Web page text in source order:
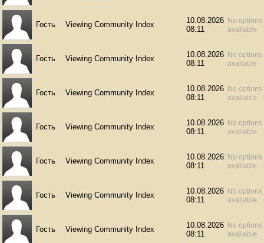
Гость Viewing Community Index
10.08.2026
08:11
No options
available
Гость Viewing Community Index
10.08.2026
08:11
No options
available
Гость Viewing Community Index
10.08.2026
08:11
No options
available
Гость Viewing Community Index
10.08.2026
08:11
No options
available
Гость Viewing Community Index
10.08.2026
08:11
No options
available
Гость Viewing Community Index
10.08.2026
08:11
No options
available
Гость Viewing Community Index
10.08.2026
08:11
No options
available